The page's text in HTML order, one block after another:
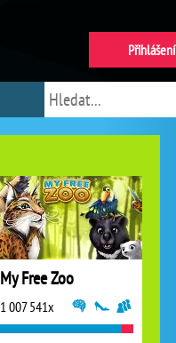
My Free Zoo
1 007 541x
Přihlášení